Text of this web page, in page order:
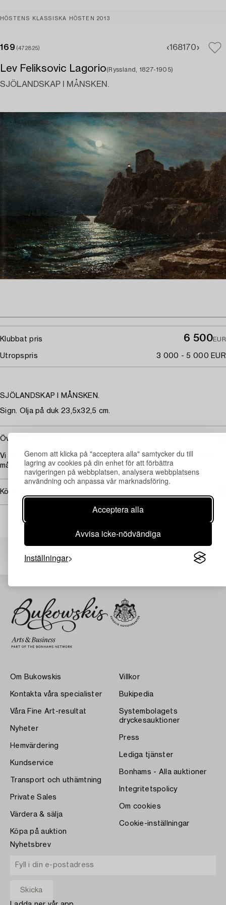
Genom att klicka på "acceptera alla" samtycker du till
lagring av cookies på din enhet för att förbättra
navigeringen på webbplatsen, analysera webbplatsens
användning och anpassa vår marknadsföring.
Acceptera alla
Avvisa icke-nödvändiga
Inställningar
HÖSTENS KLASSISKA HÖSTEN 2013
169 (472825) 168170
Lev Feliksovic Lagorio(Ryssland, 1827-1905)
SJÖLANDSKAP I MÅNSKEN.
Klubbat pris 6 500EUR
Utropspris 3 000 - 5 000 EUR
SJÖLANDSKAP I MÅNSKEN.
Sign. Olja på duk 23,5x32,5 cm.
Övrig information
Vi vill tacka prof. Elena Nesterova för all information om denna
målning.
Köpinformation
Om Bukowskis
Kontakta våra specialister
Våra Fine Art-resultat
Nyheter
Hemvärdering
Kundservice
Transport och uthämtning
Private Sales
Värdera & sälja
Köpa på auktion
Villkor
Bukipedia
Systembolagets
dryckesauktioner
Press
Lediga tjänster
Bonhams - Alla auktioner
Integritetspolicy
Om cookies
Cookie-inställningar
Nyhetsbrev